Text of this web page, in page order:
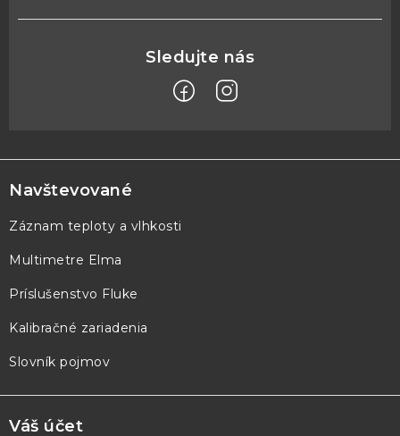
á
p
ä
e
Navštevované
Záznam teploty a vlhkosti
Multimetre Elma
Príslušenstvo Fluke
Kalibračné zariadenia
Slovník pojmov
Váš účet